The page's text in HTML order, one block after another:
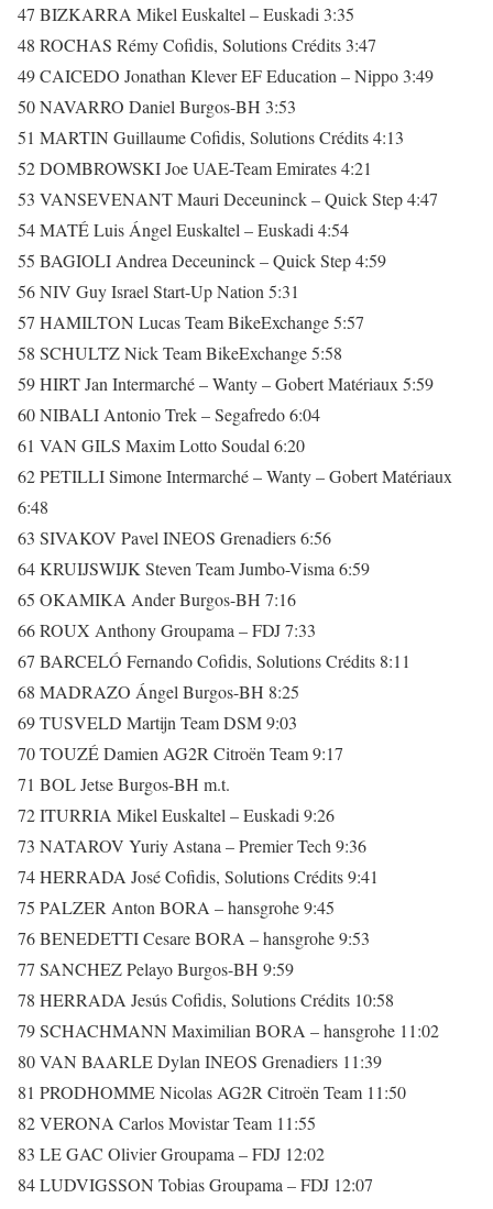
47 BIZKARRA Mikel Euskaltel – Euskadi 3:35
48 ROCHAS Rémy Cofidis, Solutions Crédits 3:47
49 CAICEDO Jonathan Klever EF Education – Nippo 3:49
50 NAVARRO Daniel Burgos-BH 3:53
51 MARTIN Guillaume Cofidis, Solutions Crédits 4:13
52 DOMBROWSKI Joe UAE-Team Emirates 4:21
53 VANSEVENANT Mauri Deceuninck – Quick Step 4:47
54 MATÉ Luis Ángel Euskaltel – Euskadi 4:54
55 BAGIOLI Andrea Deceuninck – Quick Step 4:59
56 NIV Guy Israel Start-Up Nation 5:31
57 HAMILTON Lucas Team BikeExchange 5:57
58 SCHULTZ Nick Team BikeExchange 5:58
59 HIRT Jan Intermarché – Wanty – Gobert Matériaux 5:59
60 NIBALI Antonio Trek – Segafredo 6:04
61 VAN GILS Maxim Lotto Soudal 6:20
62 PETILLI Simone Intermarché – Wanty – Gobert Matériaux
6:48
63 SIVAKOV Pavel INEOS Grenadiers 6:56
64 KRUIJSWIJK Steven Team Jumbo-Visma 6:59
65 OKAMIKA Ander Burgos-BH 7:16
66 ROUX Anthony Groupama – FDJ 7:33
67 BARCELÓ Fernando Cofidis, Solutions Crédits 8:11
68 MADRAZO Ángel Burgos-BH 8:25
69 TUSVELD Martijn Team DSM 9:03
70 TOUZÉ Damien AG2R Citroën Team 9:17
71 BOL Jetse Burgos-BH m.t.
72 ITURRIA Mikel Euskaltel – Euskadi 9:26
73 NATAROV Yuriy Astana – Premier Tech 9:36
74 HERRADA José Cofidis, Solutions Crédits 9:41
75 PALZER Anton BORA – hansgrohe 9:45
76 BENEDETTI Cesare BORA – hansgrohe 9:53
77 SANCHEZ Pelayo Burgos-BH 9:59
78 HERRADA Jesús Cofidis, Solutions Crédits 10:58
79 SCHACHMANN Maximilian BORA – hansgrohe 11:02
80 VAN BAARLE Dylan INEOS Grenadiers 11:39
81 PRODHOMME Nicolas AG2R Citroën Team 11:50
82 VERONA Carlos Movistar Team 11:55
83 LE GAC Olivier Groupama – FDJ 12:02
84 LUDVIGSSON Tobias Groupama – FDJ 12:07